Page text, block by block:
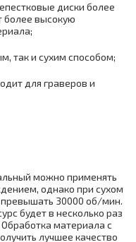
диски более
более высокую
так и сухим способом;
для граверов и
можно применять
однако при сухом
30000 об/мин.
будет в несколько раз
материала с
лучшее качество